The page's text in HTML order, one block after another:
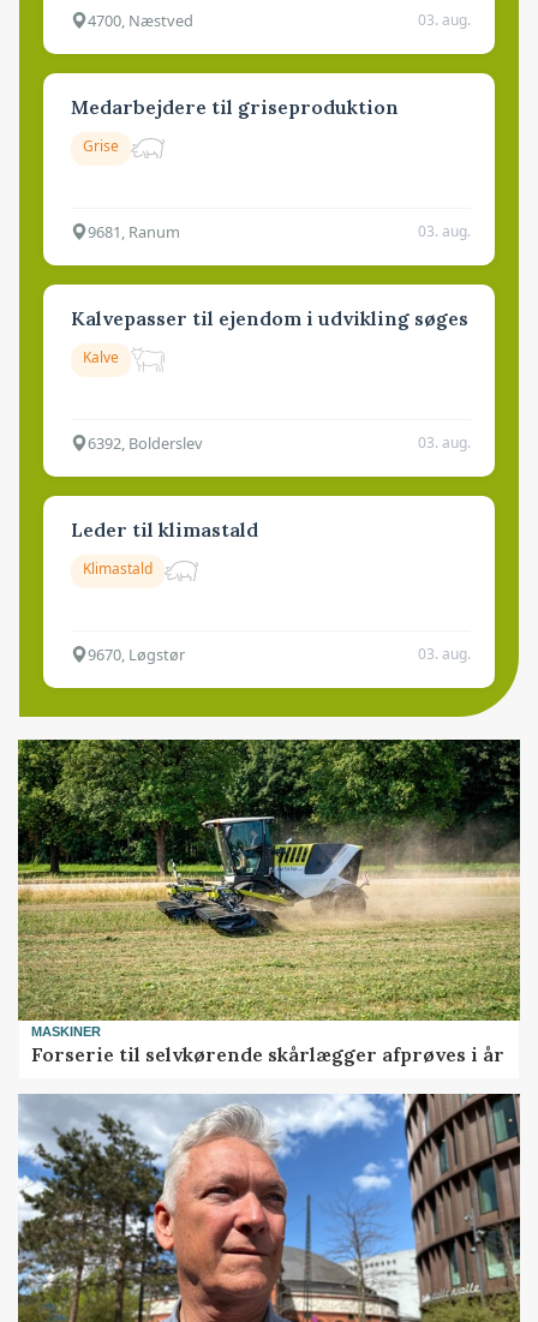
4700, Næstved 03. aug.
Medarbejdere til griseproduktion
Grise
9681, Ranum 03. aug.
Kalvepasser til ejendom i udvikling søges
Kalve
6392, Bolderslev 03. aug.
Leder til klimastald
Klimastald
9670, Løgstør 03. aug.
MASKINER
Forserie til selvkørende skårlægger afprøves i år